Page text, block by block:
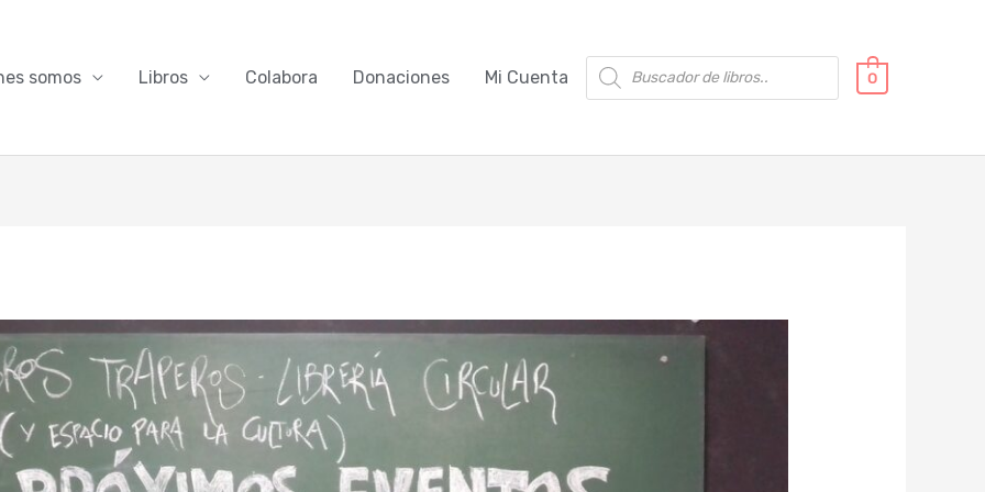
somos Libros Colabora Donaciones Mi Cuenta
Búsqueda
de
productos
0